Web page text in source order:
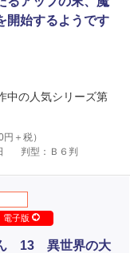
開始するようです
中の人気シリーズ第
円＋税）
判型：Ｂ６判
電子版
13 異世界の大